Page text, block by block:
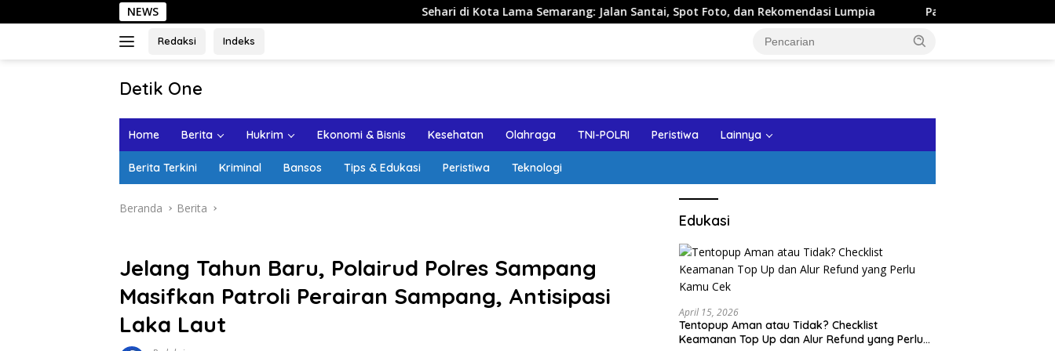
ke
NEWS Sehari di Kota Lama Semarang: Jalan Santai, Spot Foto, dan Rekomendasi Lumpia Panduan Wisata Keluarga ke Kota Batu:
Redaksi Indeks
Detik One
Ungkap
Home Berita Hukrim Ekonomi & Bisnis Kesehatan Olahraga TNI-POLRI Peristiwa Lainnya
Berita Terkini Kriminal Bansos Tips & Edukasi Peristiwa Teknologi
Beranda Berita
Jelang Tahun Baru, Polairud Polres Sampang
Masifkan Patroli Perairan Sampang, Antisipasi
Laka Laut
Edukasi
April 15, 2026
Tentopup Aman atau Tidak? Checklist
Keamanan Top Up dan Alur Refund yang Perlu